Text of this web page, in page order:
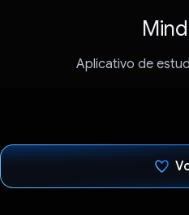
Aplicativo de